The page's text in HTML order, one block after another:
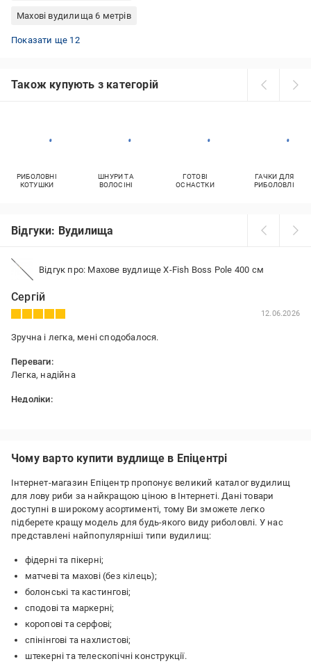
Махові вудилища 6 метрів
Телескопічні фідерні вудилища
Фідерні вудилища Mikado
Вудилища коропові карбон
Фідерні вудилища Daiwa
Вудочки 6 м без кілець
Вудилища коропові телескопічні
Вудилища фідерні Fishing ROI
Болонські вудилища швидкого строю
Вудилища махові Brain
Вудочки 5 м без кілець
Фідерні вудилища 3 м
Фідерні вудилища Trabucco
Показати ще 12
Також купують з категорій
РИБОЛОВНІ
КОТУШКИ
ШНУРИ ТА
ВОЛОСІНІ
ГОТОВІ
ОСНАСТКИ
ГАЧКИ ДЛЯ
РИБОЛОВЛІ
Відгуки: Вудилища
Відгук про: Махове вудлище X-Fish Boss Pole 400 см
Сергій
12.06.2026
Зручна і легка, мені сподобалося.
Переваги:
Легка, надійна
Недоліки:
Чому варто купити вудлище в Епіцентрі
Інтернет-магазин Епіцентр пропонує великий каталог вудилищ
для лову риби за найкращою ціною в Інтернеті. Дані товари
доступні в широкому асортименті, тому Ви зможете легко
підберете кращу модель для будь-якого виду риболовлі. У нас
представлені найпопулярніші типи вудилищ:
фідерні та пікерні;
матчеві та махові (без кілець);
болонські та кастингові;
сподові та маркерні;
коропові та серфові;
спінінгові та нахлистові;
штекерні та телескопічні конструкції.